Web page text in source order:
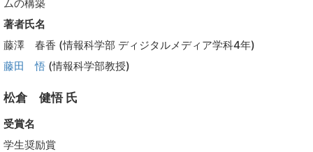
ムの構築
著者氏名
藤澤 春香 (情報科学部 ディジタルメディア学科4年)
藤田 悟 (情報科学部教授)
松倉 健悟 氏
受賞名
学生奨励賞